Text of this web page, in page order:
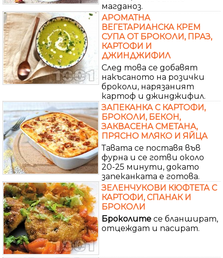
магданоз.
АРОМАТНА
ВЕГЕТАРИАНСКА КРЕМ
СУПА ОТ БРОКОЛИ, ПРАЗ,
КАРТОФИ И
ДЖИНДЖИФИЛ
След това се добавят
накъсаното на розички
броколи, нарязаният
картоф и джинджифил.
ЗАПЕКАНКА С КАРТОФИ,
БРОКОЛИ, БЕКОН,
ЗАКВАСЕНА СМЕТАНА,
ПРЯСНО МЛЯКО И ЯЙЦА
Тавата се поставя във
фурна и се готви около
20-25 минути, докато
запеканката е готова.
ЗЕЛЕНЧУКОВИ КЮФТЕТА С
КАРТОФИ, СПАНАК И
БРОКОЛИ
Броколите се бланшират,
отцеждат и пасират.